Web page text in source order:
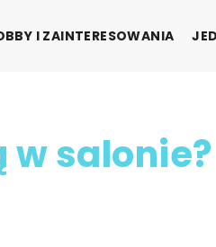
I ZAINTERESOWANIA
salonie?